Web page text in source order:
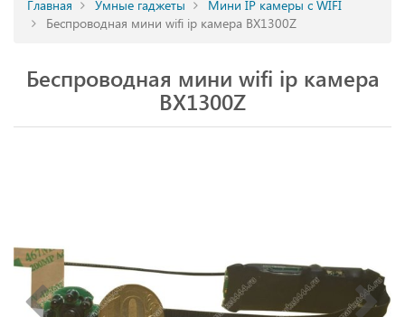
Главная Умные гаджеты
Мини IP камеры с WIFI
Беспроводная мини wifi ip камера BX1300Z
Беспроводная мини wifi ip камера
BX1300Z